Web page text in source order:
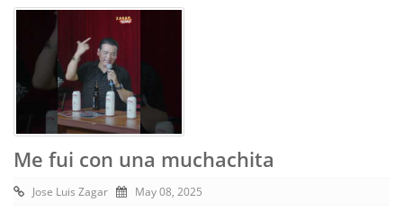
Me fui con una muchachita
Jose Luis Zagar May 08, 2025